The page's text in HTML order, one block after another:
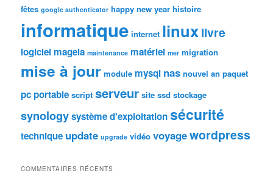
fêtes google authenticator happy new year histoire
informatique internet linuxlivre
logiciel mageia maintenance matériel mer migration
mise à jour module mysql nas nouvel an paquet
pc portable script serveur site ssd stockage
synologysystème d'exploitationsécurité
technique update upgrade vidéo voyagewordpress
COMMENTAIRES RÉCENTS